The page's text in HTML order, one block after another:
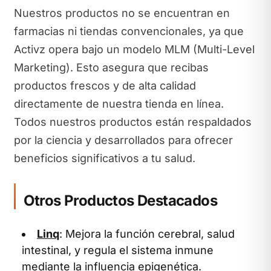
Nuestros productos no se encuentran en
farmacias ni tiendas convencionales, ya que
Activz opera bajo un modelo MLM (Multi-Level
Marketing). Esto asegura que recibas
productos frescos y de alta calidad
directamente de nuestra tienda en línea.
Todos nuestros productos están respaldados
por la ciencia y desarrollados para ofrecer
beneficios significativos a tu salud.
Otros Productos Destacados
Linq: Mejora la función cerebral, salud
intestinal, y regula el sistema inmune
mediante la influencia epigenética.